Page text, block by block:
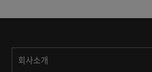
회사소개